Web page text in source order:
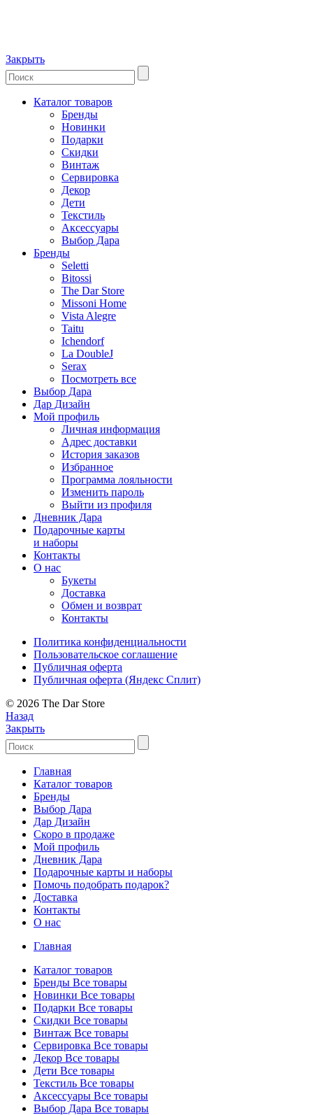
Закрыть
Каталог товаров
Бренды
Новинки
Подарки
Скидки
Винтаж
Сервировка
Декор
Дети
Текстиль
Аксессуары
Выбор Дара
Бренды
Seletti
Bitossi
The Dar Store
Missoni Home
Vista Alegre
Taitu
Ichendorf
La DoubleJ
Serax
Посмотреть все
Выбор Дара
Дар Дизайн
Мой профиль
Личная информация
Адрес доставки
История заказов
Избранное
Программа лояльности
Изменить пароль
Выйти из профиля
Дневник Дара
Подарочные карты
и наборы
Контакты
О нас
Букеты
Доставка
Обмен и возврат
Контакты
Политика конфиденциальности
Пользовательское соглашение
Публичная оферта
Публичная оферта (Яндекс Сплит)
© 2026 The Dar Store
Назад
Закрыть
Главная
Каталог товаров
Бренды
Выбор Дара
Дар Дизайн
Скоро в продаже
Мой профиль
Дневник Дара
Подарочные карты и наборы
Помочь подобрать подарок?
Доставка
Контакты
О нас
Главная
Каталог товаров
Бренды Все товары
Новинки Все товары
Подарки Все товары
Скидки Все товары
Винтаж Все товары
Сервировка Все товары
Декор Все товары
Дети Все товары
Текстиль Все товары
Аксессуары Все товары
Выбор Дара Все товары